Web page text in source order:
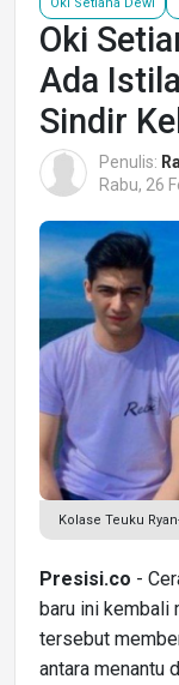
Oki
Ada
Sindir
Penulis:
Rabu, 26
Kolase Teuku
Presisi.co -
baru ini kembali
tersebut
antara menantu